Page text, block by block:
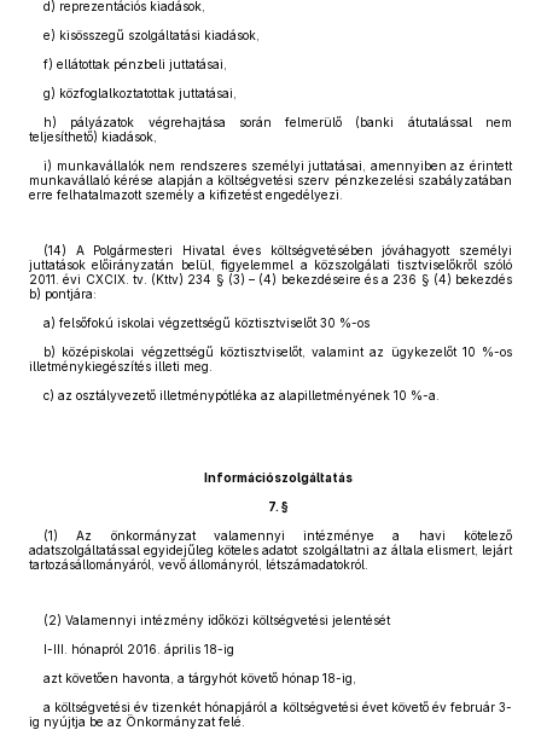
d) reprezentációs kiadások,
e) kisösszegű szolgáltatási kiadások,
f) ellátottak pénzbeli juttatásai,
g) közfoglalkoztatottak juttatásai,
h) pályázatok végrehajtása során felmerülő (banki átutalással nem
teljesíthető) kiadások,
i) munkavállalók nem rendszeres személyi juttatásai, amennyiben az érintett
munkavállaló kérése alapján a költségvetési szerv pénzkezelési szabályzatában
erre felhatalmazott személy a kifizetést engedélyezi.
(14) A Polgármesteri Hivatal éves költségvetésében jóváhagyott személyi
juttatások előirányzatán belül, figyelemmel a közszolgálati tisztviselőkről szóló
2011. évi CXCIX. tv. (Kttv) 234 § (3) – (4) bekezdéseire és a 236 § (4) bekezdés
b) pontjára:
a) felsőfokú iskolai végzettségű köztisztviselőt 30 %-os
b) középiskolai végzettségű köztisztviselőt, valamint az ügykezelőt 10 %-os
illetménykiegészítés illeti meg.
c) az osztályvezető illetménypótléka az alapilletményének 10 %-a.
Információszolgáltatás
7. §
(1) Az önkormányzat valamennyi intézménye a havi kötelező
adatszolgáltatással egyidejűleg köteles adatot szolgáltatni az általa elismert, lejárt
tartozásállományáról, vevő állományról, létszámadatokról.
(2) Valamennyi intézmény időközi költségvetési jelentését
I-III. hónapról 2016. április 18-ig
azt követően havonta, a tárgyhót követő hónap 18-ig,
a költségvetési év tizenkét hónapjáról a költségvetési évet követő év február 3-
ig nyújtja be az Önkormányzat felé.